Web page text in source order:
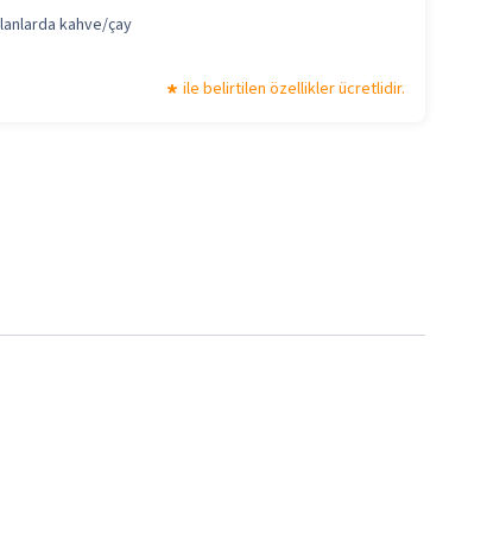
kahve/çay
ile belirtilen özellikler ücretlidir.